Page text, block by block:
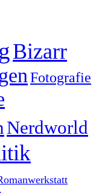
Bizarr
Fotografie
Nerdworld